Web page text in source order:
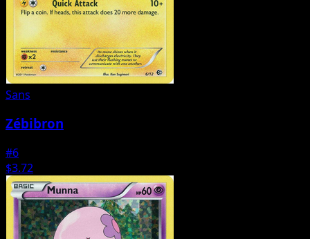
Sans
Zébibron
#6
$3.72